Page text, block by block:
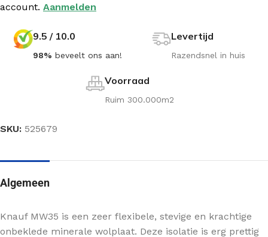
account. Aanmelden
9.5 / 10.0
98% beveelt ons aan!
Levertijd
Razendsnel in huis
Voorraad
Ruim 300.000m2
SKU: 525679
Algemeen
Knauf MW35 is een zeer flexibele, stevige en krachtige
onbeklede minerale wolplaat. Deze isolatie is erg prettig